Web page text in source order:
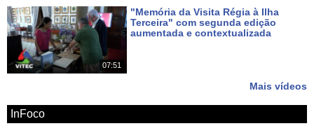
07:51
"Memória da Visita Régia à Ilha
Terceira" com segunda edição
aumentada e contextualizada
Mais vídeos
InFoco